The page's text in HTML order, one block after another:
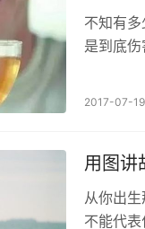
不知有
是到底
2017-07-19
用图讲
从你出
不能代